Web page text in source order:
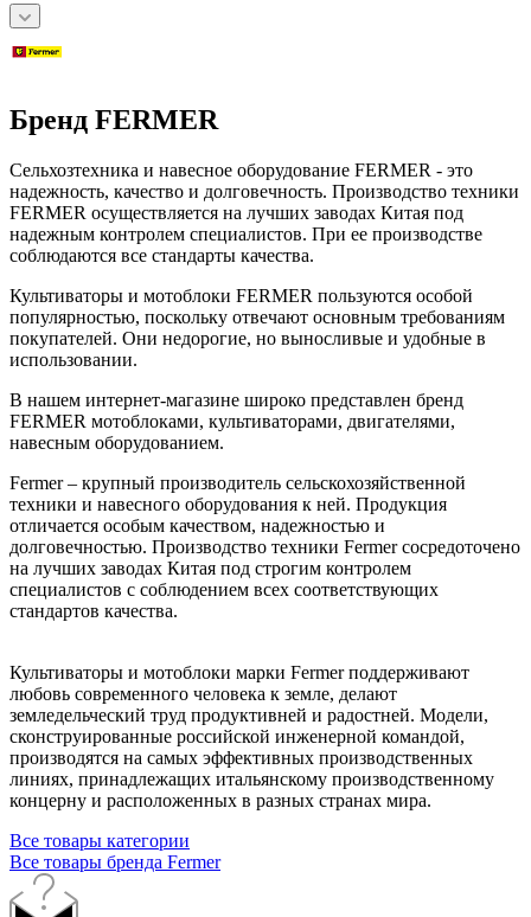
Бренд FERMER
Сельхозтехника и навесное оборудование FERMER - это
надежность, качество и долговечность. Производство техники
FERMER осуществляется на лучших заводах Китая под
надежным контролем специалистов. При ее производстве
соблюдаются все стандарты качества.
Культиваторы и мотоблоки FERMER пользуются особой
популярностью, поскольку отвечают основным требованиям
покупателей. Они недорогие, но выносливые и удобные в
использовании.
В нашем интернет-магазине широко представлен бренд
FERMER мотоблоками, культиваторами, двигателями,
навесным оборудованием.
Fermer – крупный производитель сельскохозяйственной
техники и навесного оборудования к ней. Продукция
отличается особым качеством, надежностью и
долговечностью. Производство техники Fermer сосредоточено
на лучших заводах Китая под строгим контролем
специалистов с соблюдением всех соответствующих
стандартов качества.
Культиваторы и мотоблоки марки Fermer поддерживают
любовь современного человека к земле, делают
земледельческий труд продуктивней и радостней. Модели,
сконструированные российской инженерной командой,
производятся на самых эффективных производственных
линиях, принадлежащих итальянскому производственному
концерну и расположенных в разных странах мира.
Все товары категории
Все товары бренда Fermer